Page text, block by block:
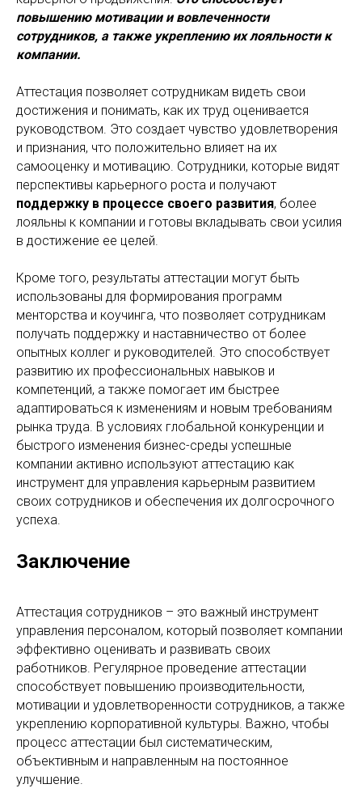
повышению мотивации и вовлеченности
сотрудников, а также укреплению их лояльности к
компании.
Аттестация позволяет сотрудникам видеть свои
достижения и понимать, как их труд оценивается
руководством. Это создает чувство удовлетворения
и признания, что положительно влияет на их
самооценку и мотивацию. Сотрудники, которые видят
перспективы карьерного роста и получают
поддержку в процессе своего развития, более
лояльны к компании и готовы вкладывать свои усилия
в достижение ее целей.
Кроме того, результаты аттестации могут быть
использованы для формирования программ
менторства и коучинга, что позволяет сотрудникам
получать поддержку и наставничество от более
опытных коллег и руководителей. Это способствует
развитию их профессиональных навыков и
компетенций, а также помогает им быстрее
адаптироваться к изменениям и новым требованиям
рынка труда. В условиях глобальной конкуренции и
быстрого изменения бизнес-среды успешные
компании активно используют аттестацию как
инструмент для управления карьерным развитием
своих сотрудников и обеспечения их долгосрочного
успеха.
Заключение
Аттестация сотрудников – это важный инструмент
управления персоналом, который позволяет компании
эффективно оценивать и развивать своих
работников. Регулярное проведение аттестации
способствует повышению производительности,
мотивации и удовлетворенности сотрудников, а также
укреплению корпоративной культуры. Важно, чтобы
процесс аттестации был систематическим,
объективным и направленным на постоянное
улучшение.